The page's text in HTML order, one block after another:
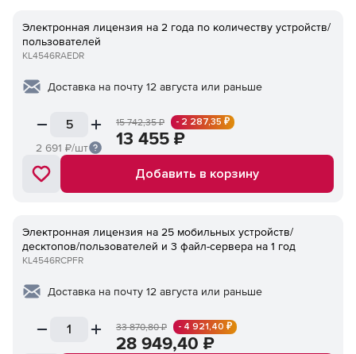
Электронная лицензия на 2 года по количеству устройств/
пользователей
KL4546RAEDR
Доставка на почту 12 августа или раньше
2 691 ₽/шт
15 742,35₽ - 2 287,35 ₽
13 455 ₽
Добавить в корзину
Электронная лицензия на 25 мобильных устройств/
десктопов/пользователей и 3 файл-сервера на 1 год
KL4546RCPFR
Доставка на почту 12 августа или раньше
33 870,80₽ - 4 921,40 ₽
28 949,40 ₽